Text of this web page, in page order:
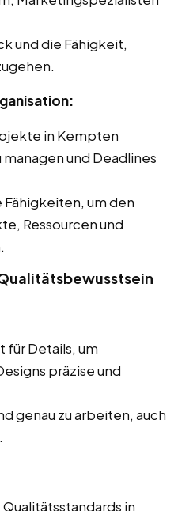
und die Fähigkeit,
in Kempten
und Deadlines
um den
Ressourcen und
für Details, um
präzise und
genau zu arbeiten, auch
in